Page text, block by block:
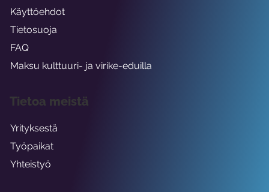
Käyttöehdot
Tietosuoja
FAQ
Maksu kulttuuri- ja virike-eduilla
Tietoa meistä
Yrityksestä
Työpaikat
Yhteistyö